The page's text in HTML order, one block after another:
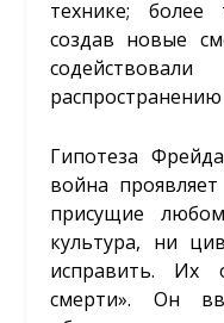
технике; более
создав новые
распространению
Гипотеза
война
присущие
культура, ни
исправить. Их
смерти». Он